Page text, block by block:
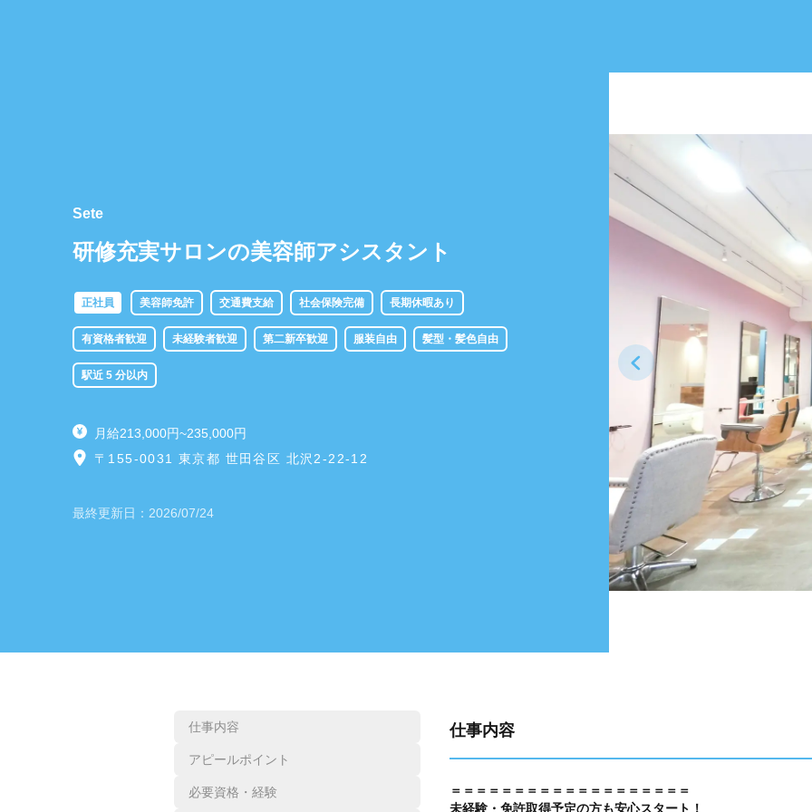
Sete
研修充実サロンの美容師アシスタント
正社員 美容師免許 交通費支給 社会保険完備 長期休暇あり
有資格者歓迎 未経験者歓迎 第二新卒歓迎 服装自由 髪型・髪色自由
駅近 5 分以内
月給213,000円~235,000円
〒155-0031 東京都 世田谷区 北沢2-22-12
最終更新日： 2026/07/24
仕事内容
アピールポイント
必要資格・経験
仕事内容
＝＝＝＝＝＝＝＝＝＝＝＝＝＝＝＝＝＝＝
未経験・免許取得予定の方も安心スタート！